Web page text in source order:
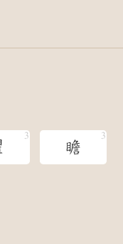
瞻